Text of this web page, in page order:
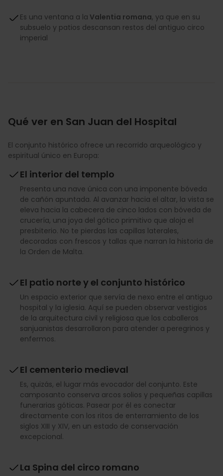
Es una ventana a la Valentia romana, ya que en su
subsuelo y patios descansan restos del antiguo circo
imperial
Qué ver en San Juan del Hospital
El conjunto histórico ofrece un recorrido arqueológico y
espiritual único en Europa:
El interior del templo
Presenta una nave única con una imponente bóveda
de cañón apuntada. Al avanzar hacia el altar, la vista se
eleva hacia la cabecera de cinco lados con bóveda de
crucería, una joya del gótico primitivo que aloja el
presbiterio. No te pierdas las capillas laterales,
decoradas con frescos y tallas que narran la historia de
la Orden de Malta.
El patio norte y el conjunto histórico
Un espacio exterior que servía de nexo entre el antiguo
hospital y la iglesia. Aquí se pueden observar vestigios
de la arquitectura civil y religiosa que los caballeros
sanjuanistas desarrollaron para atender a peregrinos y
enfermos.
El cementerio medieval
Es, quizás, el lugar más evocador del conjunto. Este
camposanto conserva arcos solios y pequeñas capillas
funerarias góticas. Pasear por él es conectar
directamente con los ritos de enterramiento de los
siglos XIII y XIV, en un estado de conservación
excepcional.
La Spina del circo romano